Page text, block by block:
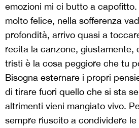
emozioni mi ci butto a capofitto.
molto felice, nella sofferenza
profondità, arrivo quasi a
recita la canzone, giustamente,
tristi è la cosa peggiore che tu
Bisogna esternare i propri
di tirare fuori quello che si sta
altrimenti vieni mangiato vivo.
sempre riuscito a condividere